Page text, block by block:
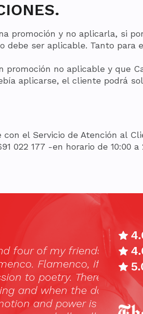
promoción y no aplicarla, si
debe ser aplicable. Tanto para
promoción no aplicable y que
aplicarse, el cliente podrá
el Servicio de Atención al
022 177 -en horario de 10:00
our first taste
started as an
clapping,
performance
to the 8 pm
del
y
en